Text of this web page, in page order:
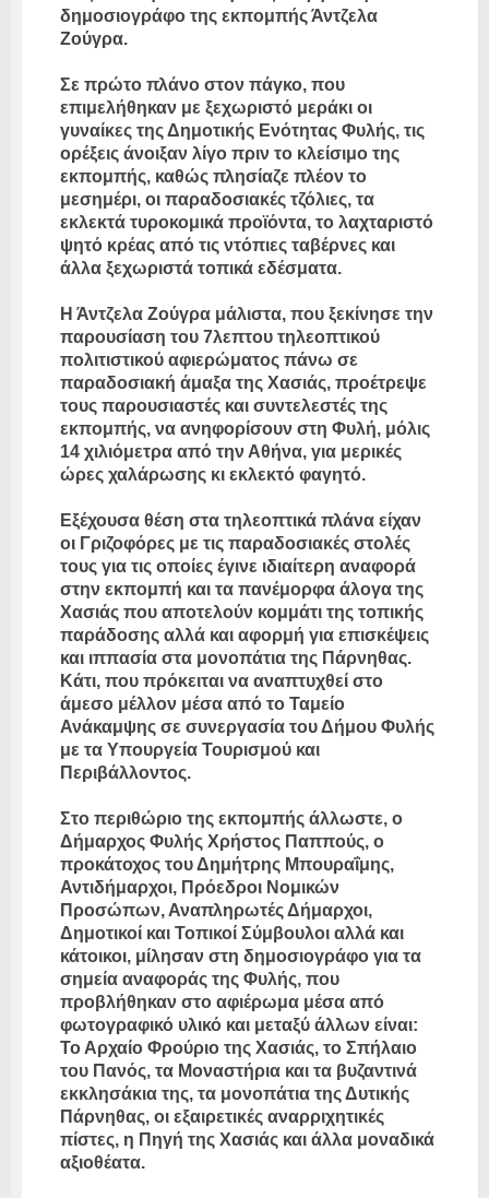
δημοσιογράφο της εκπομπής Άντζελα
Ζούγρα.
Σε πρώτο πλάνο στον πάγκο, που
επιμελήθηκαν με ξεχωριστό μεράκι οι
γυναίκες της Δημοτικής Ενότητας Φυλής, τις
ορέξεις άνοιξαν λίγο πριν το κλείσιμο της
εκπομπής, καθώς πλησίαζε πλέον το
μεσημέρι, οι παραδοσιακές τζόλιες, τα
εκλεκτά τυροκομικά προϊόντα, το λαχταριστό
ψητό κρέας από τις ντόπιες ταβέρνες και
άλλα ξεχωριστά τοπικά εδέσματα.
Η Άντζελα Ζούγρα μάλιστα, που ξεκίνησε την
παρουσίαση του 7λεπτου τηλεοπτικού
πολιτιστικού αφιερώματος πάνω σε
παραδοσιακή άμαξα της Χασιάς, προέτρεψε
τους παρουσιαστές και συντελεστές της
εκπομπής, να ανηφορίσουν στη Φυλή, μόλις
14 χιλιόμετρα από την Αθήνα, για μερικές
ώρες χαλάρωσης κι εκλεκτό φαγητό.
Εξέχουσα θέση στα τηλεοπτικά πλάνα είχαν
οι Γριζοφόρες με τις παραδοσιακές στολές
τους για τις οποίες έγινε ιδιαίτερη αναφορά
στην εκπομπή και τα πανέμορφα άλογα της
Χασιάς που αποτελούν κομμάτι της τοπικής
παράδοσης αλλά και αφορμή για επισκέψεις
και ιππασία στα μονοπάτια της Πάρνηθας.
Κάτι, που πρόκειται να αναπτυχθεί στο
άμεσο μέλλον μέσα από το Ταμείο
Ανάκαμψης σε συνεργασία του Δήμου Φυλής
με τα Υπουργεία Τουρισμού και
Περιβάλλοντος.
Στο περιθώριο της εκπομπής άλλωστε, ο
Δήμαρχος Φυλής Χρήστος Παππούς, ο
προκάτοχος του Δημήτρης Μπουραΐμης,
Αντιδήμαρχοι, Πρόεδροι Νομικών
Προσώπων, Αναπληρωτές Δήμαρχοι,
Δημοτικοί και Τοπικοί Σύμβουλοι αλλά και
κάτοικοι, μίλησαν στη δημοσιογράφο για τα
σημεία αναφοράς της Φυλής, που
προβλήθηκαν στο αφιέρωμα μέσα από
φωτογραφικό υλικό και μεταξύ άλλων είναι:
Το Αρχαίο Φρούριο της Χασιάς, το Σπήλαιο
του Πανός, τα Μοναστήρια και τα βυζαντινά
εκκλησάκια της, τα μονοπάτια της Δυτικής
Πάρνηθας, οι εξαιρετικές αναρριχητικές
πίστες, η Πηγή της Χασιάς και άλλα μοναδικά
αξιοθέατα.